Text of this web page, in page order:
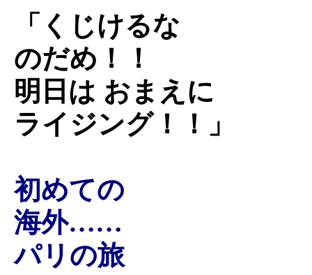
「くじけるな
のだめ！！
明日は おまえに
ライジング！！」
初めての
海外……
パリの旅